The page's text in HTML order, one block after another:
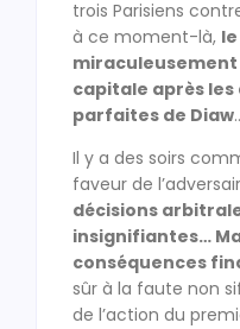
trois Parisiens
à ce moment-là,
miraculeusement
capitale après
parfaites de Diaw
Il y a des soirs
faveur de
décisions
insignifiantes…
conséquences
sûr à la faute non
de l’action du